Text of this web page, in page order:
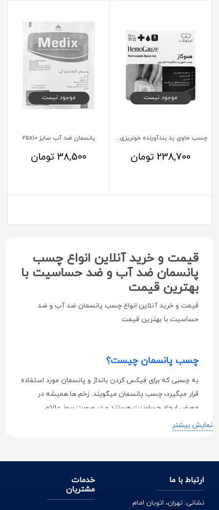
موجود نیست
چسب حاوی پد بندآورنده خونریزی کیتوتک
238,700 تومان
موجود نیست
پانسمان ضد آب سایز 25x10
38,500 تومان
قیمت و خرید آنلاین انواع چسب
پانسمان ضد آب و ضد حساسیت با
بهترین قیمت
قیمت و خرید آنلاین انواع چسب پانسمان ضد آب و ضد
حساسیت با بهترین قیمت
چسب پانسمان چیست؟
به چسبی که برای فیکس کردن بانداژ و پانسمان مورد استفاده
قرار میگیرد، چسب پانسمان میگویند. زخم ها همیشه در
معرض ایجاد حساسیت هستند و در صورت بروز علائم
حساسیت زا، احتمال به تاخیر افتادن بهبودی زخم ها وجود
انواع چسب های پزشکی و کاربرد آن ها
نمایش بیشتر
ارتباط با ما
نشانی: تهران، اتوبان امام
خدمات
مشتریان